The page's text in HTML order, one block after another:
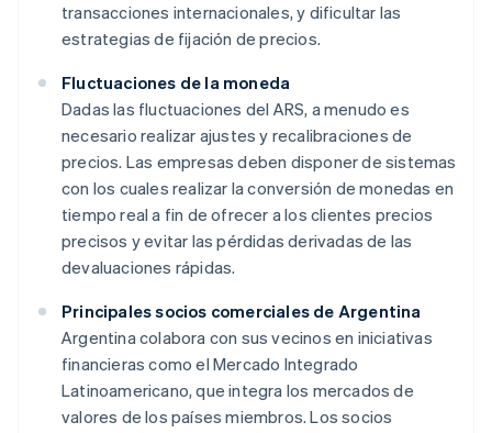
transacciones internacionales, y dificultar las
estrategias de fijación de precios.
Fluctuaciones de la moneda
Dadas las fluctuaciones del ARS, a menudo es
necesario realizar ajustes y recalibraciones de
precios. Las empresas deben disponer de sistemas
con los cuales realizar la conversión de monedas en
tiempo real a fin de ofrecer a los clientes precios
precisos y evitar las pérdidas derivadas de las
devaluaciones rápidas.
Principales socios comerciales de Argentina
Argentina colabora con sus vecinos en iniciativas
financieras como el Mercado Integrado
Latinoamericano, que integra los mercados de
valores de los países miembros. Los socios